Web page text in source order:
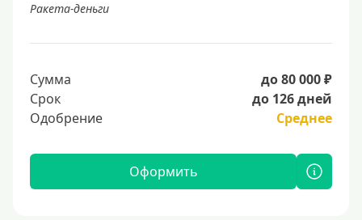
Ракета-деньги
Сумма
до 80 000 ₽
Срок
до 126 дней
Одобрение
Среднее
Оформить